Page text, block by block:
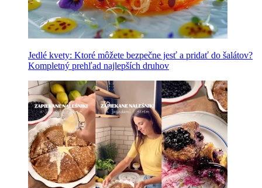
Jedlé kvety: Ktoré môžete bezpečne jesť a pridať do šalátov?
Kompletný prehľad najlepších druhov